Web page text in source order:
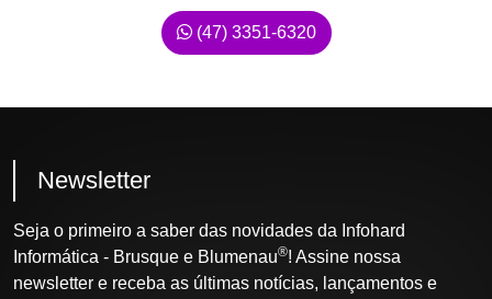
(47) 3351-6320
Newsletter
Seja o primeiro a saber das novidades da Infohard
Informática - Brusque e Blumenau®! Assine nossa
newsletter e receba as últimas notícias, lançamentos e